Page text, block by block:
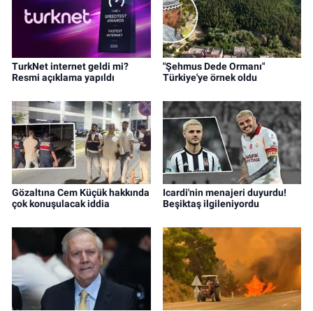
TurkNet internet geldi mi?
Resmi açıklama yapıldı
"Şehmus Dede Ormanı"
Türkiye'ye örnek oldu
Gözaltına Cem Küçük hakkında
çok konuşulacak iddia
Icardi'nin menajeri duyurdu!
Beşiktaş ilgileniyordu